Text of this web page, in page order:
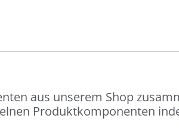
aus unserem Shop
Produktkomponenten